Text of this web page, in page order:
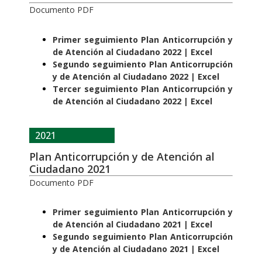
Documento PDF
Primer seguimiento Plan Anticorrupción y
de Atención al Ciudadano 2022 | Excel
Segundo seguimiento Plan Anticorrupción
y de Atención al Ciudadano 2022 | Excel
Tercer seguimiento Plan Anticorrupción y
de Atención al Ciudadano 2022 | Excel
2021
Plan Anticorrupción y de Atención al
Ciudadano 2021
Documento PDF
Primer seguimiento Plan Anticorrupción y
de Atención al Ciudadano 2021 | Excel
Segundo seguimiento Plan Anticorrupción
y de Atención al Ciudadano 2021 | Excel